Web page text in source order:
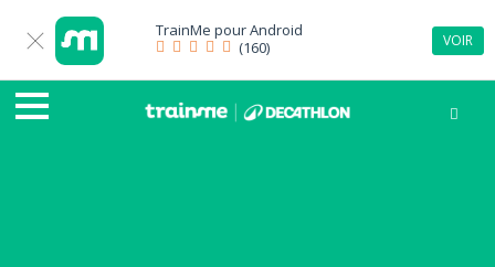
TrainMe pourAndroid
(160)
VOIR